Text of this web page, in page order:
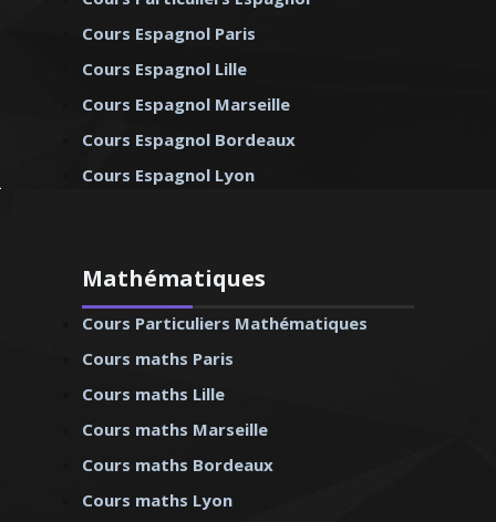
Cours Espagnol Paris
Cours Espagnol Lille
Cours Espagnol Marseille
Cours Espagnol Bordeaux
Cours Espagnol Lyon
Mathématiques
Cours Particuliers Mathématiques
Cours maths Paris
Cours maths Lille
Cours maths Marseille
Cours maths Bordeaux
Cours maths Lyon